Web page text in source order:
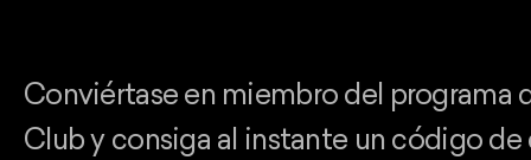
Conviértase en miembro del programa
Club y consiga al instante un código de